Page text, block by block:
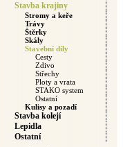
Stavba krajiny
Stromy a keře
Trávy
Štěrky
Skály
Stavební díly
Cesty
Zdivo
Střechy
Ploty a vrata
STAKO system
Ostatní
Kulisy a pozadí
Stavba kolejí
Lepidla
Ostatní